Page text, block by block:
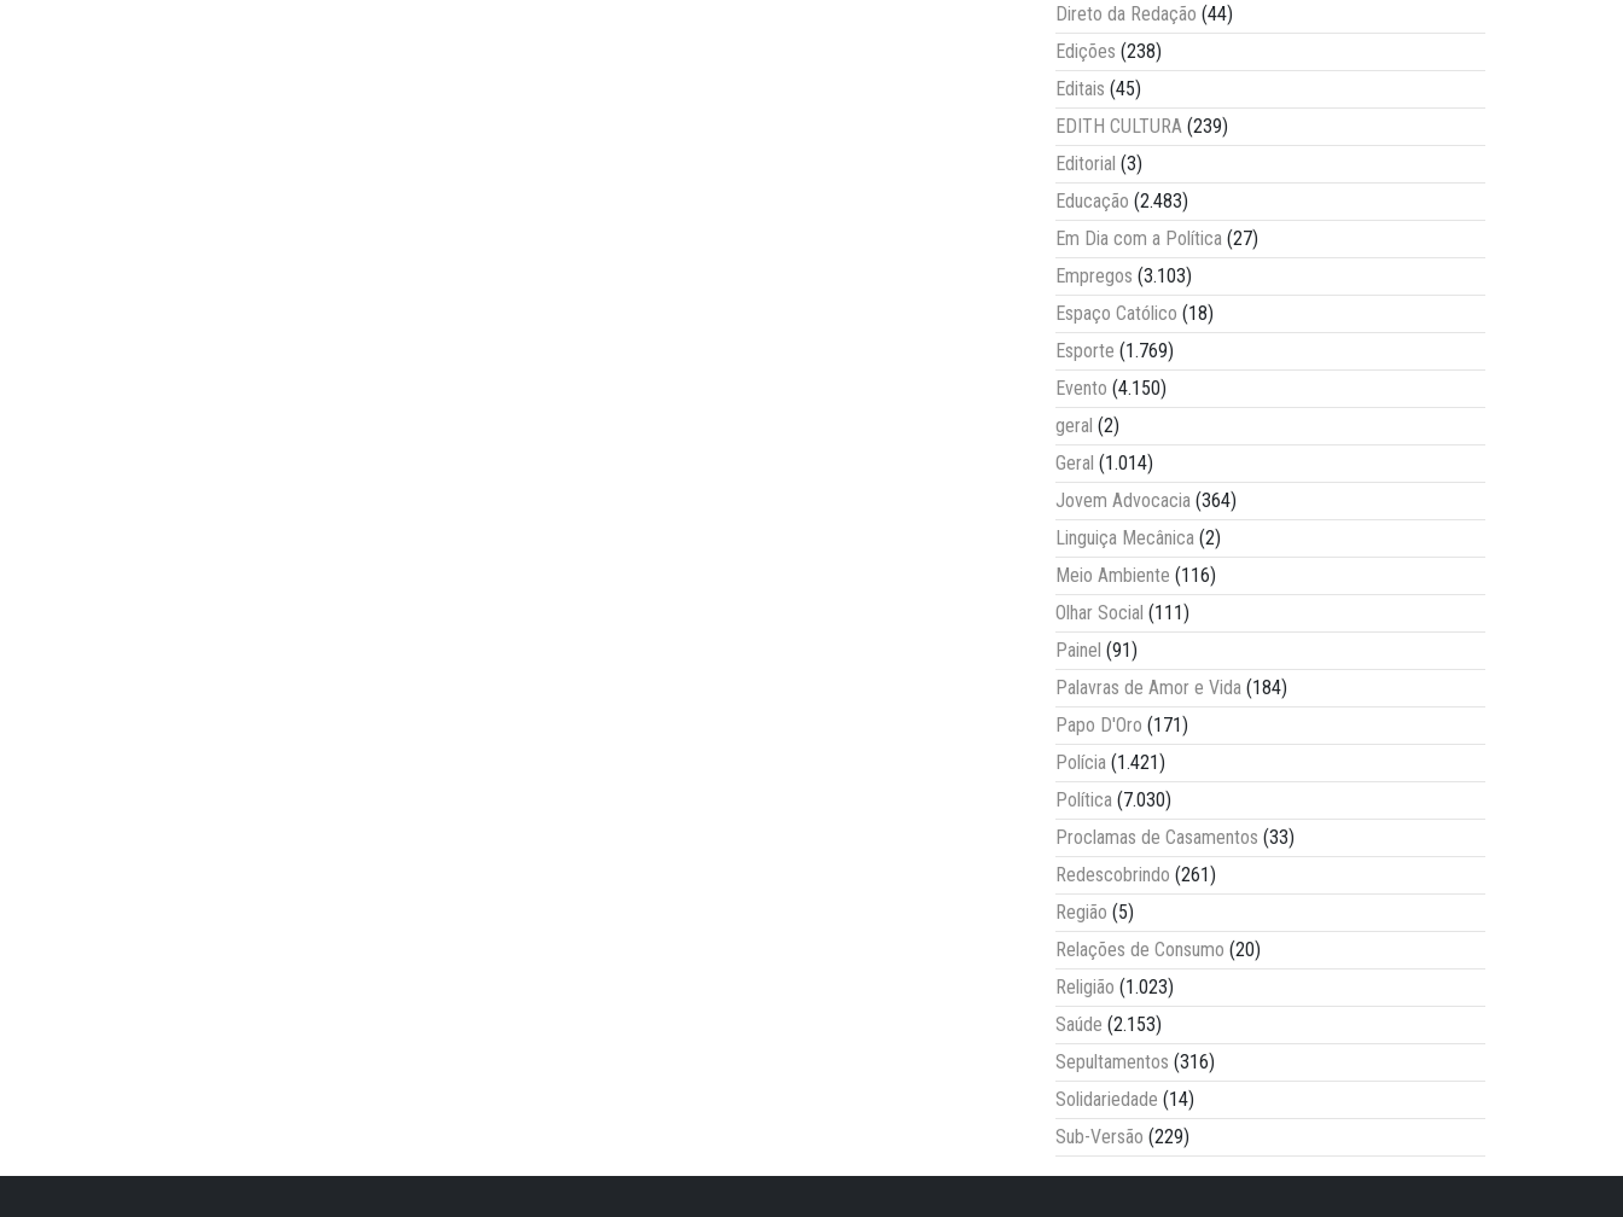
Direto da Redação (44)
Edições (238)
Editais (45)
EDITH CULTURA (239)
Editorial (3)
Educação (2.483)
Em Dia com a Política (27)
Empregos (3.103)
Espaço Católico (18)
Esporte (1.769)
Evento (4.150)
geral (2)
Geral (1.014)
Jovem Advocacia (364)
Linguiça Mecânica (2)
Meio Ambiente (116)
Olhar Social (111)
Painel (91)
Palavras de Amor e Vida (184)
Papo D'Oro (171)
Polícia (1.421)
Política (7.030)
Proclamas de Casamentos (33)
Redescobrindo (261)
Região (5)
Relações de Consumo (20)
Religião (1.023)
Saúde (2.153)
Sepultamentos (316)
Solidariedade (14)
Sub-Versão (229)